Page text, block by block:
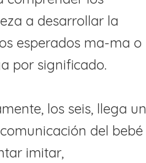
a desarrollar la
esperados ma-ma o
por significado.
los seis, llega un
del bebé
imitar,